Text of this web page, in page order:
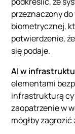
przeznaczony
biometrycznej,
potwierdzenie,
się podaje.
AI w
elementami
infrastrukturą
zaopatrzenie w
mógłby